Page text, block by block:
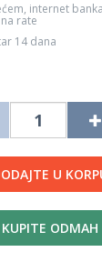
internet
rate
14 dana
U
KUPITE ODMAH